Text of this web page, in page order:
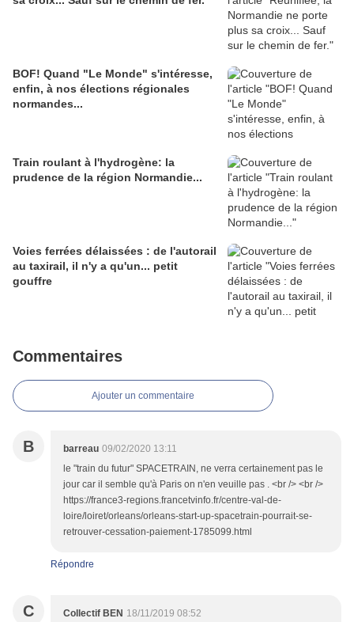
BOF! Quand "Le Monde" s'intéresse,
enfin, à nos élections régionales
normandes...
Train roulant à l'hydrogène: la
prudence de la région Normandie...
Voies ferrées délaissées : de l'autorail
au taxirail, il n'y a qu'un... petit
gouffre
Commentaires
Ajouter un commentaire
B barreau 09/02/2020 13:11
le "train du futur" SPACETRAIN, ne verra certainement pas le
jour car il semble qu'à Paris on n'en veuille pas . <br /> <br />
https://france3-regions.francetvinfo.fr/centre-val-de-
loire/loiret/orleans/orleans-start-up-spacetrain-pourrait-se-
retrouver-cessation-paiement-1785099.html
Répondre
C Collectif BEN 18/11/2019 08:52